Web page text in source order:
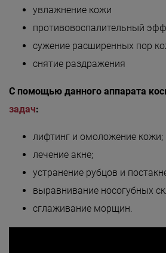
увлажнение кожи
противовоспалительный
сужение расширенных пор
снятие раздражения
С помощью данного аппарата
задач:
лифтинг и омоложение кожи;
лечение акне;
устранение рубцов и
выравнивание носогубных
сглаживание морщин.
«Магия массажа»
«Мудрость Тибета»
«Шоколадный Релакс»
«SPA-отпуск в Тибете»
«Кедровый рай»
«Сибирское здоровье»
«SPAсение»